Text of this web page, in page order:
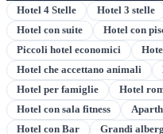
Hotel 4 Stelle Hotel 3 stelle
Hotel con suite
Hotel con
Piccoli hotel economici
Hotel che accettano animali
Hotel per famiglie
Hotel
Hotel con sala fitness
Hotel con Bar
Grandi